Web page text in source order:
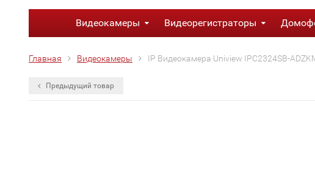
Видеокамеры Видеорегистраторы
Главная Видеокамеры IP Видеокамера Uniview IPC2324SB-
Предыдущий товар